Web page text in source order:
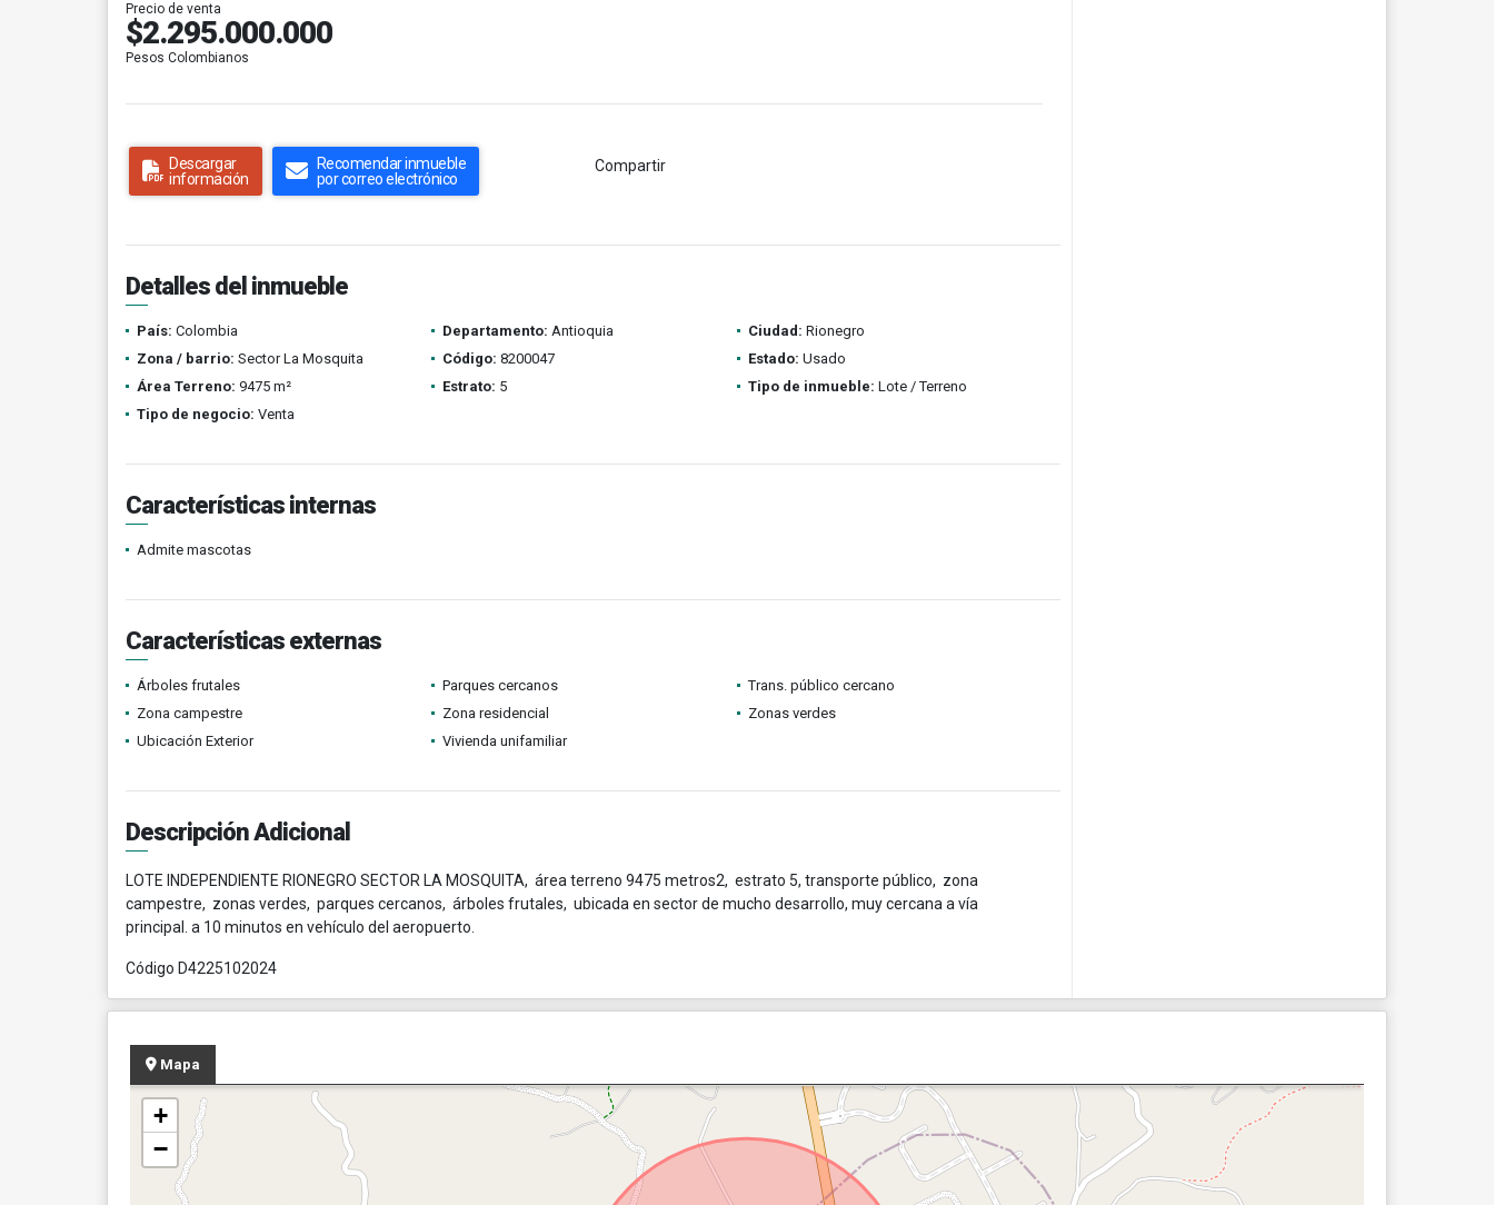
Precio de venta
$2.295.000.000
Pesos Colombianos
Descargar
información
Recomendar inmueble
por correo electrónico
Compartir
Detalles del inmueble
País: Colombia Departamento: Antioquia Ciudad: Rionegro
Zona / barrio: Sector La Mosquita Código: 8200047 Estado: Usado
Área Terreno: 9475 m² Estrato: 5 Tipo de inmueble: Lote / Terreno
Tipo de negocio: Venta
Características internas
Admite mascotas
Características externas
Árboles frutales Parques cercanos
Trans. público cercano
Zona campestre
Zona residencial
Zonas verdes
Ubicación Exterior
Vivienda unifamiliar
Descripción Adicional
LOTE INDEPENDIENTE RIONEGRO SECTOR LA MOSQUITA, área terreno 9475 metros2, estrato 5, transporte público, zona
campestre, zonas verdes, parques cercanos, árboles frutales, ubicada en sector de mucho desarrollo, muy cercana a vía
principal. a 10 minutos en vehículo del aeropuerto.
Código D4225102024
Mapa
+
−